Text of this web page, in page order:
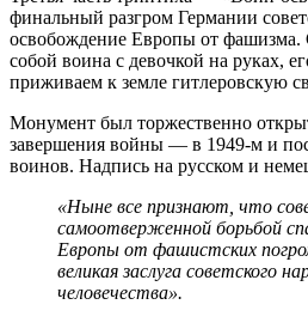
финальный разгром Германии
освобождение Европы от фашизма.
собой воина с девочкой на руках,
приживаем к земле гитлеровскую
Монумент был торжественно
завершения войны — в 1949-м и
воинов. Надпись на русском и
«Ныне все признают, что
самоотверженной борьбой
Европы от фашистских
великая заслуга советского
человечества».